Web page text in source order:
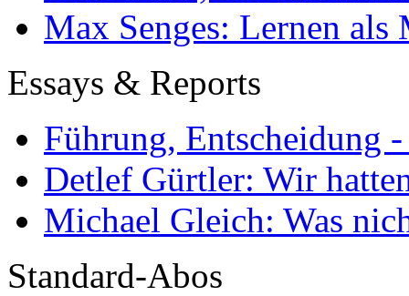
Max Senges: Lernen als
Essays & Reports
Führung, Entscheidung
Detlef Gürtler: Wir
Michael Gleich: Was
Standard-Abos